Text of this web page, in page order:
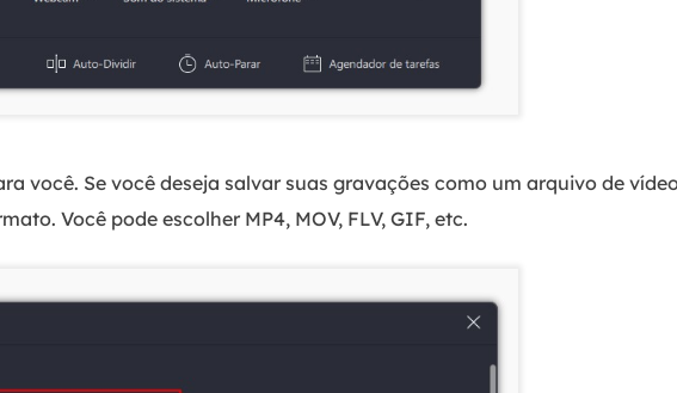
você. Se você deseja salvar suas gravações como um arquivo de
Você pode escolher MP4, MOV, FLV, GIF, etc.